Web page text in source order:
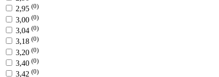
2,95 (0)
3,00 (0)
3,04 (0)
3,18 (0)
3,20 (0)
3,40 (0)
3,42 (0)